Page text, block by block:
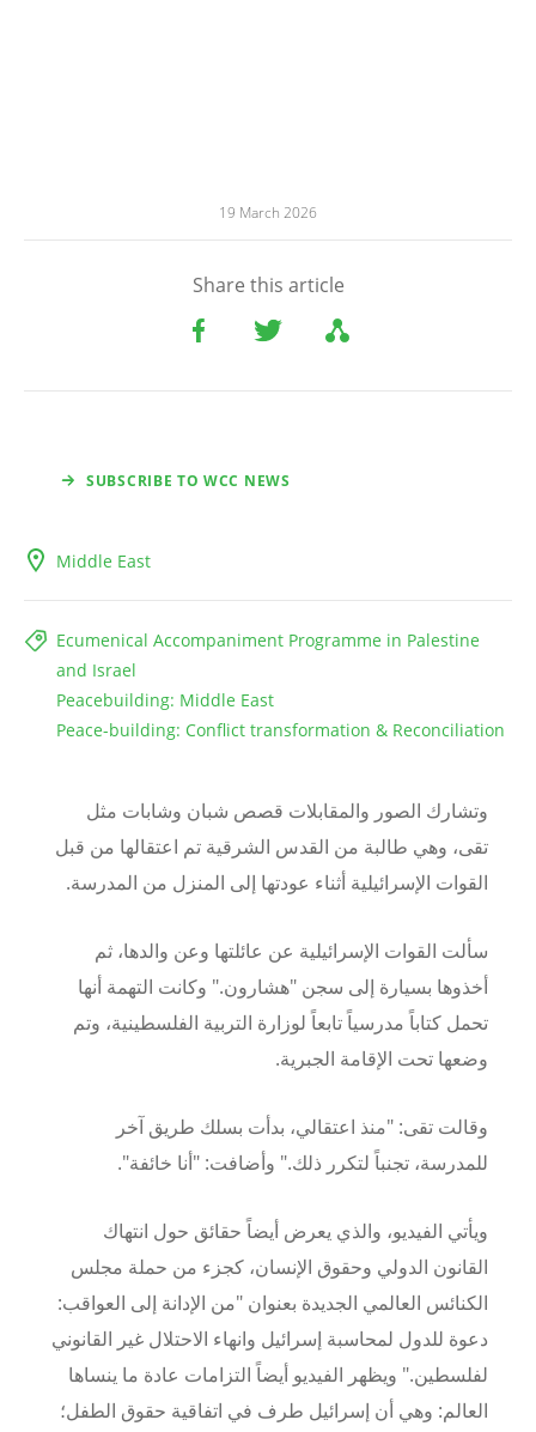
19 March 2026
Share this article
SUBSCRIBE TO WCC NEWS
Middle East
Ecumenical Accompaniment Programme in Palestine
and Israel
Peacebuilding: Middle East
Peace-building: Conflict transformation & Reconciliation
وتشارك الصور والمقابلات قصص شبان وشابات مثل
تقى، وهي طالبة من القدس الشرقية تم اعتقالها من قبل
القوات الإسرائيلية أثناء عودتها إلى المنزل من المدرسة.
سألت القوات الإسرائيلية عن عائلتها وعن والدها، ثم
أخذوها بسيارة إلى سجن "هشارون." وكانت التهمة أنها
تحمل كتاباً مدرسياً تابعاً لوزارة التربية الفلسطينية، وتم
وضعها تحت الإقامة الجبرية.
وقالت تقى: "منذ اعتقالي، بدأت بسلك طريق آخر
للمدرسة، تجنباً لتكرر ذلك." وأضافت: "أنا خائفة".
ويأتي الفيديو، والذي يعرض أيضاً حقائق حول انتهاك
القانون الدولي وحقوق الإنسان، كجزء من حملة مجلس
الكنائس العالمي الجديدة بعنوان "من الإدانة إلى العواقب:
دعوة للدول لمحاسبة إسرائيل وانهاء الاحتلال غير القانوني
لفلسطين." ويظهر الفيديو أيضاً التزامات عادة ما ينساها
العالم: وهي أن إسرائيل طرف في اتفاقية حقوق الطفل؛